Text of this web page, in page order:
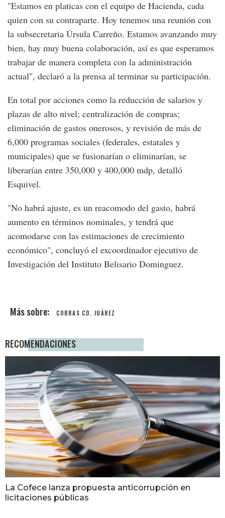
"Estamos en platicas con el equipo de Hacienda, cada
quien con su contraparte. Hoy tenemos una reunión con
la subsecretaria Úrsula Carreño. Estamos avanzando muy
bien, hay muy buena colaboración, así es que esperamos
trabajar de manera completa con la administración
actual", declaró a la prensa al terminar su participación.
En total por acciones como la reducción de salarios y
plazas de alto nivel; centralización de compras;
eliminación de gastos onerosos, y revisión de más de
6,000 programas sociales (federales, estatales y
municipales) que se fusionarían o eliminarían, se
liberarían entre 350,000 y 400,000 mdp, detalló
Esquivel.
"No habrá ajuste, es un reacomodo del gasto, habrá
aumento en términos nominales, y tendrá que
acomodarse con las estimaciones de crecimiento
económico", concluyó el excoordinador ejecutivo de
Investigación del Instituto Belisario Dominguez.
COBRAS CD. JUÁREZ
RECOMENDACIONES
La Cofece lanza propuesta anticorrupción en
licitaciones públicas